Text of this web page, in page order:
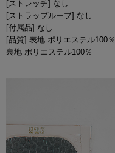
[ストレッチ] なし
[ストラップループ] なし
[付属品] なし
[品質] 表地 ポリエステル100％
裏地 ポリエステル100％